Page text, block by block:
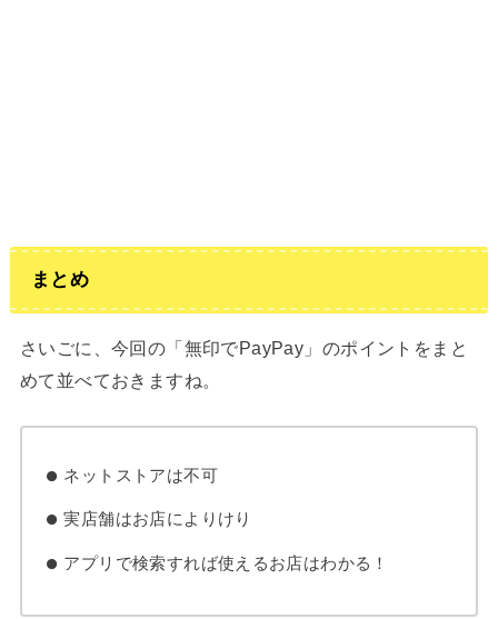
まとめ
さいごに、今回の「無印でPayPay」のポイントをまと
めて並べておきますね。
ネットストアは不可
実店舗はお店によりけり
アプリで検索すれば使えるお店はわかる！